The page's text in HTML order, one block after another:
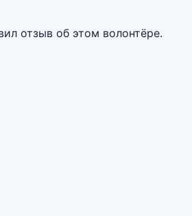
отзыв об этом волонтёре.